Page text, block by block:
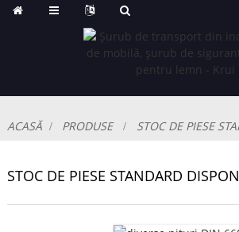
ACASĂ PRODUSE STOC DE PIESE
STOC DE PIESE STANDARD